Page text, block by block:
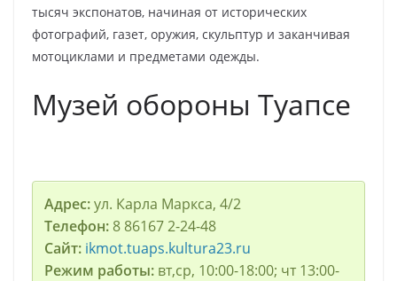
тысяч экспонатов, начиная от исторических
фотографий, газет, оружия, скульптур и заканчивая
мотоциклами и предметами одежды.
Музей обороны Туапсе
Адрес:ул. Карла Маркса, 4/2
Телефон:8 86167 2-24-48
Сайт: ikmot.tuaps.kultura23.ru
Режим работы:вт,ср, 10:00-18:00; чт 13:00-